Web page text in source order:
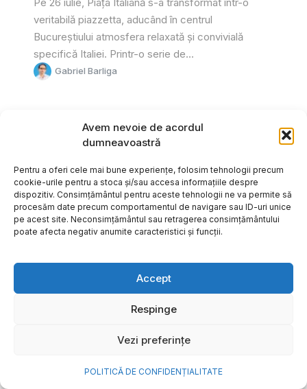
Avem nevoie de acordul
dumneavoastră
Pentru a oferi cele mai bune experiențe, folosim tehnologii precum
cookie-urile pentru a stoca și/sau accesa informațiile despre
dispozitiv. Consimțământul pentru aceste tehnologii ne va permite să
procesăm date precum comportamentul de navigare sau ID-uri unice
pe acest site. Neconsimțământul sau retragerea consimțământului
poate afecta negativ anumite caracteristici și funcții.
Accept
Respinge
Vezi preferințe
POLITICĂ DE CONFIDENȚIALITATE
veritabilă piazzetta, aducând în centrul
Bucureștiului atmosfera relaxată și convivială
specifică Italiei. Printr-o serie de...
Gabriel Barliga
Cum transformi cele mai
o bijuterie Pandora pe care o
porți zi de zi